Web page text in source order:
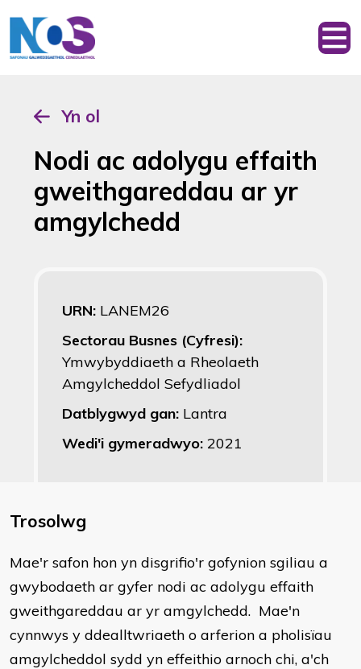
Yn ol
Nodi ac adolygu effaith
gweithgareddau ar yr
amgylchedd
URN: LANEM26
Sectorau Busnes (Cyfresi):
Ymwybyddiaeth a Rheolaeth
Amgylcheddol Sefydliadol
Datblygwyd gan: Lantra
Wedi'i gymeradwyo: 2021
Trosolwg
​Mae'r safon hon yn disgrifio'r gofynion sgiliau a
gwybodaeth ar gyfer nodi ac adolygu effaith
gweithgareddau ar yr amgylchedd. Mae'n
cynnwys y ddealltwriaeth o arferion a pholisïau
amgylcheddol sydd yn effeithio arnoch chi, a'ch